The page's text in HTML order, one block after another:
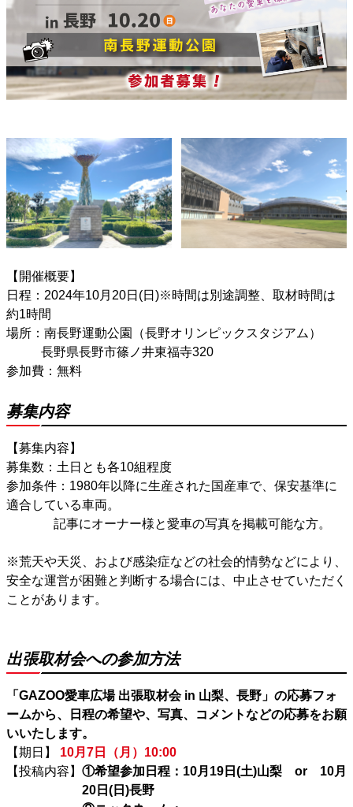
【開催概要】
日程： 2024年10月20日(日)※時間は別途調整、取材時間は
約1時間
場所： 南長野運動公園（長野オリンピックスタジアム）
長野県長野市篠ノ井東福寺320
参加費：無料
募集内容
【募集内容】
募集数：土日とも各10組程度
参加条件：1980年以降に生産された国産車で、保安基準に
適合している車両。
記事にオーナー様と愛車の写真を掲載可能な方。
※荒天や天災、および感染症などの社会的情勢などにより、
安全な運営が困難と判断する場合には、中止させていただく
ことがあります。
出張取材会への参加方法
「GAZOO愛車広場 出張取材会 in 山梨、 長野」の応募フォ
ームから、日程の希望や、写真、コメントなどの応募をお願
いいたします。
【期日】
10月7日（月）10:00
【投稿内容】 ①希望参加日程：10月19日(土)山梨 or 10月
20日(日)長野